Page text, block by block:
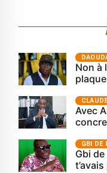
Non à
Avec
GBI DE
Gbi